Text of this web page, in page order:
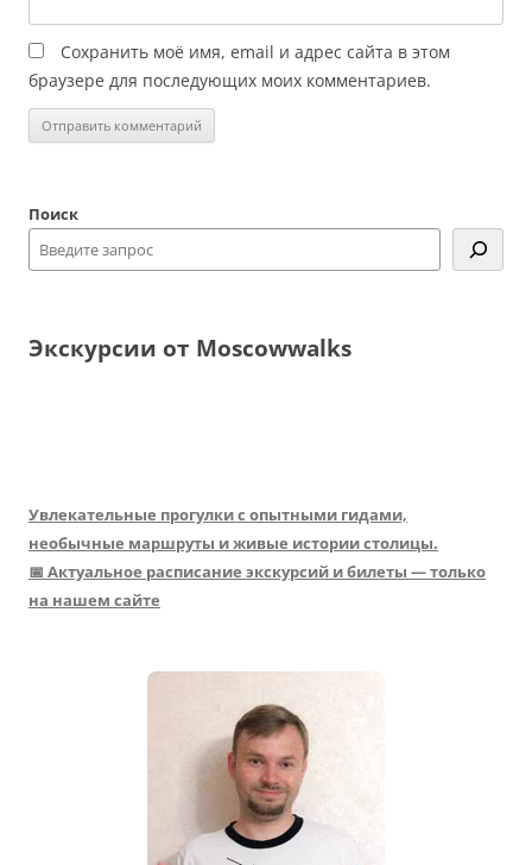
Сохранить моё имя, email и адрес сайта в этом
браузере для последующих моих комментариев.
Поиск
Экскурсии от Moscowwalks
Увлекательные прогулки с опытными гидами,
необычные маршруты и живые истории столицы.
📅 Актуальное расписание экскурсий и билеты — только
на нашем сайте